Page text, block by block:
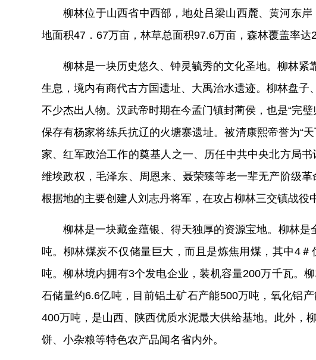
柳林位于山西省中西部，地处吕梁山西麓、黄河东岸
地面积47 ． 67万亩，林草总面积97.6万亩，森林覆盖率达
柳林是一块历史悠久、钟灵毓秀的文化圣地。 柳林紧
生息，境内有商代古方国遗址、大禹治水遗迹。柳林盘
不少杰出人物。 汉武帝时期在今孟门镇封蔺侯 ， 也是“完
保存有杨家将练兵抗辽的火塘寨遗址。被清康熙帝誉为“
家、红军政治工作的奠基人之一、历任中共中央北方局
维埃政权，毛泽东、周恩来、聂荣臻等老一辈无产阶级革
根据地的主要创建人刘志丹将军，在攻占柳林三交镇战役
柳林是一块藏金蕴银、得天独厚的资源宝地。 柳林是
吨。柳林煤炭不仅储量巨大，而且是炼焦用煤，其中4＃
吨。柳林境内拥 有3个发电企业，装机容量200万千瓦。
石储量约6.6亿吨，目前铝土矿石产能500万吨，氧化铝
400万吨，是山西、陕西优质水泥最大供给基地。 此外，
饼、小杂粮等特色农产品闻名省内外。